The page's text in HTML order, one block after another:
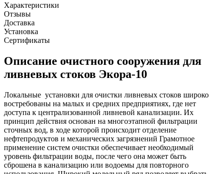
Характеристики
Отзывы
Доставка
Установка
Сертификаты
Описание очистного сооружения для
ливневых стоков Экора-10
Локальные установки для очистки ливневых стоков широко
востребованы на малых и средних предприятиях, где нет
доступа к централизованной ливневой канализации. Их
принцип действия основан на многоэтапной фильтрации
сточных вод, в ходе которой происходит отделение
нефтепродуктов и механических загрязнений Грамотное
применение систем очистки обеспечивает необходимый
уровень фильтрации воды, после чего она может быть
сброшена в канализацию или водоемы для повторного